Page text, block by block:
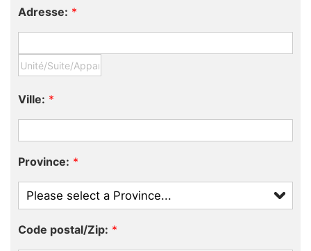
Adresse: *
Ville: *
Province: *
Code postal/Zip: *